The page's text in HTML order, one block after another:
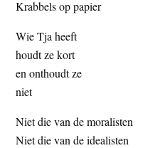
Krabbels op papier
Wie Tja heeft
houdt ze kort
en onthoudt ze
niet
Niet die van de moralisten
Niet die van de idealisten